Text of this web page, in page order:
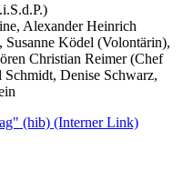
Alexander Heinrich
Susanne Ködel (Volontärin),
Christian Reimer (Chef
Denise Schwarz,
(hib) (Interner Link)